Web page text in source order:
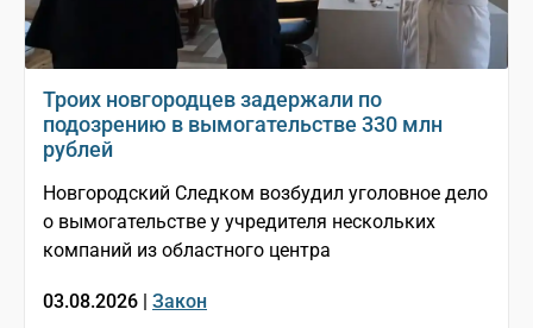
Троих новгородцев задержали по
подозрению в вымогательстве 330 млн
рублей
Новгородский Следком возбудил уголовное дело
о вымогательстве у учредителя нескольких
компаний из областного центра
03.08.2026 | Закон